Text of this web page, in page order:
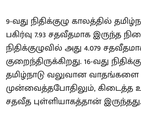
9-வது நிதிக்குழு காலத்தில்
பகிர்வு 7.93 சதவீதமாக இருந்த
நிதிக்குழுவில் அது 4.079
குறைந்திருக்கிறது. 16-வது
தமிழ்நாடு வலுவான வாதங்களை
முன்வைத்தபோதிலும், கிடைத்த
சதவீத புள்ளியாகத்தான் இருந்தது.